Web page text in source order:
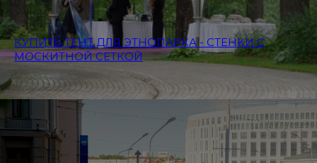
КУПИТЬ ТЕНТ ДЛЯ ЭТНОПАРКА - СТЕНКИ С
МОСКИТНОЙ СЕТКОЙ